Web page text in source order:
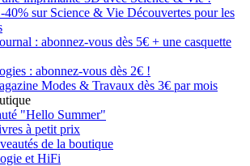
-40% sur Science & Vie Découvertes pour les
: abonnez-vous dès 5€ + une casquette
: abonnez-vous dès 2€ !
Modes & Travaux dès 3€ par mois
"Hello Summer"
à petit prix
de la boutique
et HiFi